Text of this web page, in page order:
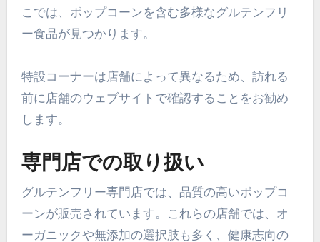
こでは、ポップコーンを含む多様なグルテンフリ
ー食品が見つかります。
特設コーナーは店舗によって異なるため、訪れる
前に店舗のウェブサイトで確認することをお勧め
します。
専門店での取り扱い
グルテンフリー専門店では、品質の高いポップコ
ーンが販売されています。これらの店舗では、オ
ーガニックや無添加の選択肢も多く、健康志向の